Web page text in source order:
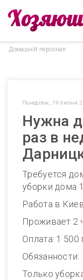
Домашнiй персонал
Понеділок, 19 липня
Нужна
раз в
Требуется
уборки дома
Работа в
Проживает 2
Оплата: 1 500
Обязанности:
Только